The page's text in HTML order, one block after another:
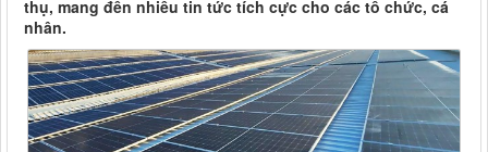
thụ, mang đến nhiều tin tức tích cực cho các tổ chức, cá
nhân.